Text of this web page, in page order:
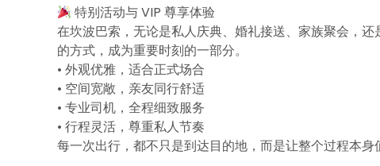
特别活动与 VIP 尊享体验
在坎波巴索，无论是私人庆典、婚礼接送、家族聚会，
的方式，成为重要时刻的一部分。
• 外观优雅，适合正式场合
• 空间宽敞，亲友同行舒适
• 专业司机，全程细致服务
• 行程灵活，尊重私人节奏
每一次出行，都不只是到达目的地，而是让整个过程本